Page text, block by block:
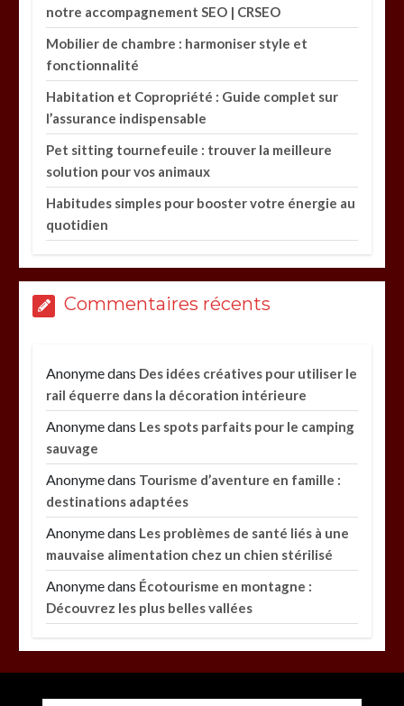
notre accompagnement SEO | CRSEO
Mobilier de chambre : harmoniser style et
fonctionnalité
Habitation et Copropriété : Guide complet sur
l’assurance indispensable
Pet sitting tournefeuile : trouver la meilleure
solution pour vos animaux
Habitudes simples pour booster votre énergie au
quotidien
Commentaires récents
Anonymedans Des idées créatives pour utiliser le
rail équerre dans la décoration intérieure
Anonymedans Les spots parfaits pour le camping
sauvage
Anonymedans Tourisme d’aventure en famille :
destinations adaptées
Anonymedans Les problèmes de santé liés à une
mauvaise alimentation chez un chien stérilisé
Anonymedans Écotourisme en montagne :
Découvrez les plus belles vallées
Entretien d’espaces verts à Evreux : pourquoi le
savoir-faire fait la différence
Paysagiste à Sainte-Eulalie : ce qui sépare le bon
de l’excellent